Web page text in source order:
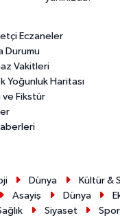
Eczaneler
Durumu
Vakitleri
Yoğunluk Haritası
ve Fikstür
Dünya
Kültür &
Asayiş Dünya
Siyaset Spor